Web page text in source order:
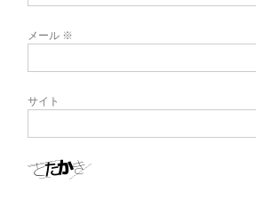
メール ※
サイト